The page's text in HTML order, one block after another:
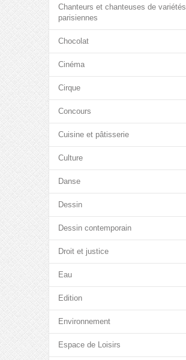
Chanteurs et chanteuses de variétés
parisiennes
Chocolat
Cinéma
Cirque
Concours
Cuisine et pâtisserie
Culture
Danse
Dessin
Dessin contemporain
Droit et justice
Eau
Edition
Environnement
Espace de Loisirs